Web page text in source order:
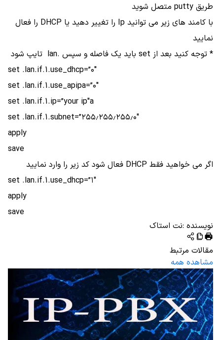
طریق putty متصل شوید
با کامند های زیر می توانید Ip را تغییر دهید یا DHCP را فعال
نمایید
* توجه کنید بعد از set باید یک فاصله و سپس .lan تایپ شود
set .lan.if.1.use_dhcp=”۰″
set .lan.if.1.use_apipa=”۰″
set .lan.if.1.ip=”your ip"a
set .lan.if.1.subnet=”۲۵۵٫۲۵۵٫۲۵۵٫۰″
apply
save
اگر می خواهید فقط DHCP فعال شود کد زیر را وارد نمایید
set .lan.if.1.use_dhcp=”۱″
apply
save
نویسنده :نت استاک
مقالات مرتبط
مشاهده همه